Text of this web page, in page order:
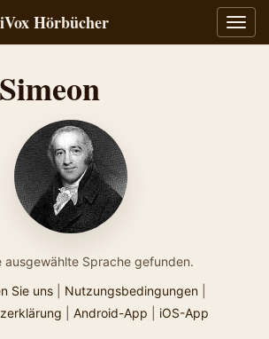
Hörbücher
ausgewählte Sprache gefunden.
Sie uns
Nutzungsbedingungen
Android-App iOS-App